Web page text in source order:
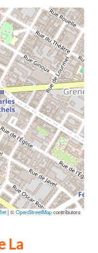
|©OpenStreetMapcontributors
La